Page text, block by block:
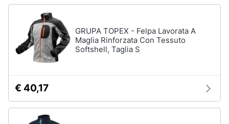
Orecchini
Cavigliera
Collane
tutti
GRUPA TOPEX - Felpa Lavorata A
Maglia Rinforzata Con Tessuto
Softshell, Taglia S
€ 40,17